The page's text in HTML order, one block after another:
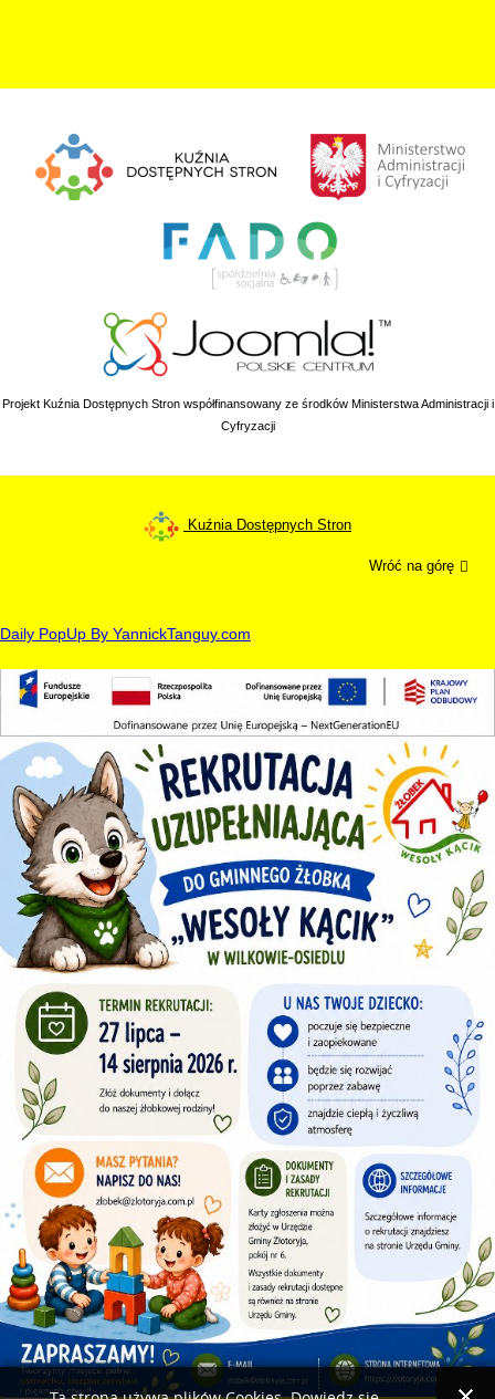
Projekt Kuźnia Dostępnych Stron współfinansowany ze środków Ministerstwa Administracji i
Cyfryzacji
Kuźnia Dostępnych Stron
Wróć na górę
Daily PopUp By YannickTanguy.com